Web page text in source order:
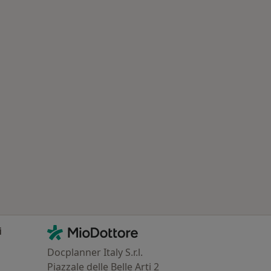
Contatti
MioDottore - Homepage
Docplanner Italy S.r.l.
Piazzale delle Belle Arti 2